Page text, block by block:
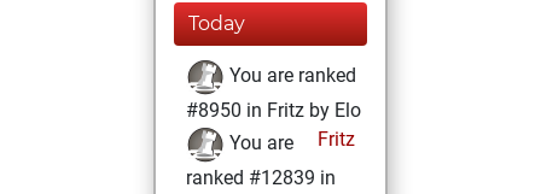
Today
You are ranked
#8950 in Fritz by Elo
Fritz
You are
ranked #12839 in